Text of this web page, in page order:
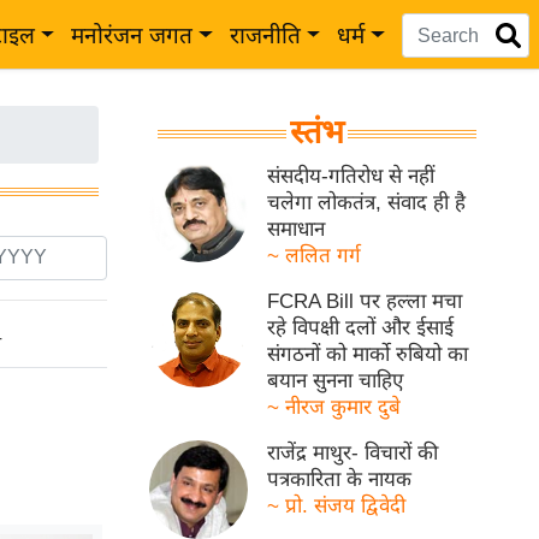
मनोरंजन जगत राजनीति धर्म
स्तंभ
संसदीय-गतिरोध से नहीं
चलेगा लोकतंत्र, संवाद ही है
समाधान
~ ललित गर्ग
FCRA Bill पर हल्ला मचा
रहे विपक्षी दलों और ईसाई
संगठनों को मार्को रुबियो का
बयान सुनना चाहिए
~ नीरज कुमार दुबे
राजेंद्र माथुर- विचारों की
पत्रकारिता के नायक
~ प्रो. संजय द्विवेदी